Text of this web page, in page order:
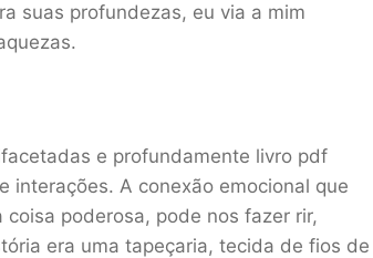
suas profundezas, eu via a mim
e profundamente livro pdf
interações. A conexão emocional que
poderosa, pode nos fazer rir,
era uma tapeçaria, tecida de fios de